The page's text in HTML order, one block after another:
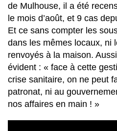
de Mulhouse, il a été
le mois d’août, et 9 cas
Et ce sans compter les
dans les mêmes locaux, ni
renvoyés à la maison.
évident : « face à cette
crise sanitaire, on ne peut
patronat, ni au
nos affaires en main ! »